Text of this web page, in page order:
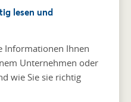
lesen und
Informationen Ihnen
Unternehmen oder
wie Sie sie richtig